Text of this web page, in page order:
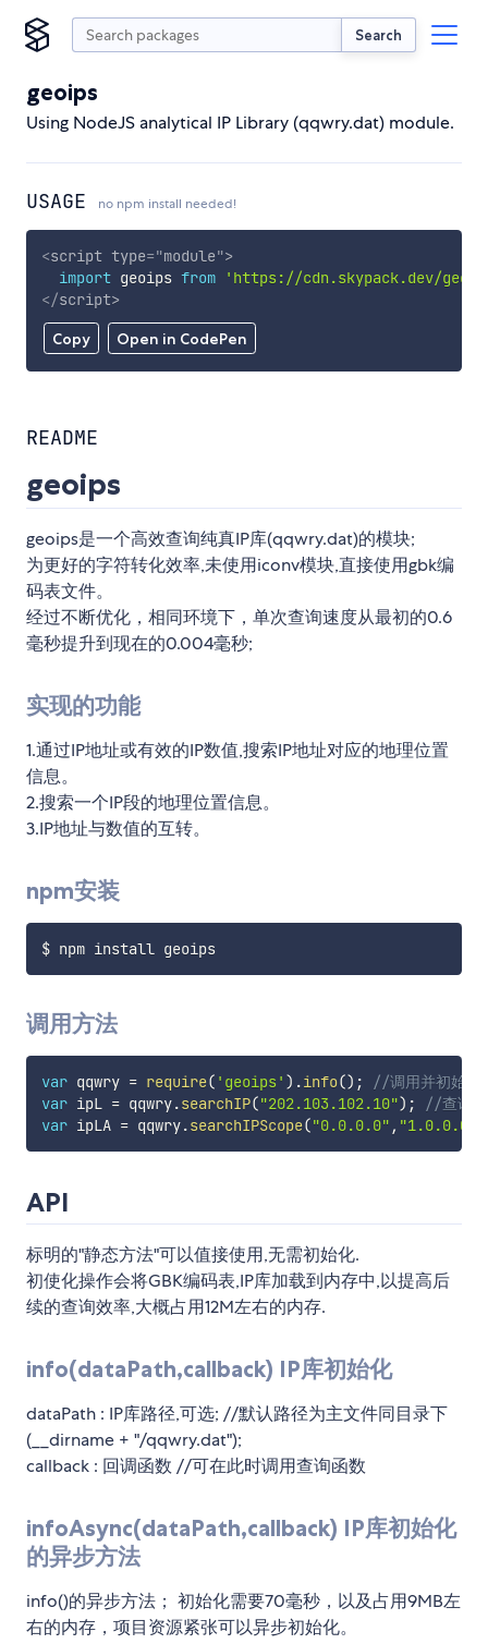
Search
geoips
Using NodeJS analytical IP Library (qqwry.dat) module.
USAGE no npm install needed!
Copy Open in CodePen
<script type="module">
import geoips from
'https://cdn.skypack.dev/
</script>
README
geoips
geoips是一个高效查询纯真IP库(qqwry.dat)的模块;
为更好的字符转化效率,未使用iconv模块,直接使用gbk编
码表文件。
经过不断优化，相同环境下，单次查询速度从最初的0.6
毫秒提升到现在的0.004毫秒;
实现的功能
1.通过IP地址或有效的IP数值,搜索IP地址对应的地理位置
信息。
2.搜索一个IP段的地理位置信息。
3.IP地址与数值的互转。
npm安装
$ npm install geoips
调用方法
var qqwry = require( 'geoips' ) .info() ;
//调用并初始化
var ipL = qqwry.searchIP("202.103.102.10") ;
//查询
var ipLA = qqwry.searchIPScope("0.0.0.0" , "1.0.0.0"
API
标明的"静态方法"可以值接使用,无需初始化.
初使化操作会将GBK编码表,IP库加载到内存中,以提高后
续的查询效率,大概占用12M左右的内存.
info(dataPath,callback) IP库初始化
dataPath : IP库路径,可选; //默认路径为主文件同目录下
(__dirname + "/qqwry.dat");
callback : 回调函数 //可在此时调用查询函数
infoAsync(dataPath,callback) IP库初始化
的异步方法
info()的异步方法； 初始化需要70毫秒，以及占用9MB左
右的内存，项目资源紧张可以异步初始化。